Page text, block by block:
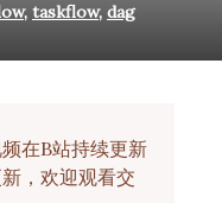
, taskflow, dag
在B站持续更新
，欢迎观看交